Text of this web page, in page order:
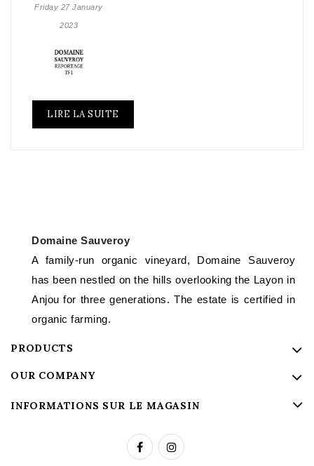
Friday 27 January
2023
LIRE LA SUITE
Domaine Sauveroy
A family-run organic vineyard, Domaine Sauveroy
has been nestled on the hills overlooking the Layon in
Anjou for three generations. The estate is certified in
organic farming.
PRODUCTS
OUR COMPANY
INFORMATIONS SUR LE MAGASIN